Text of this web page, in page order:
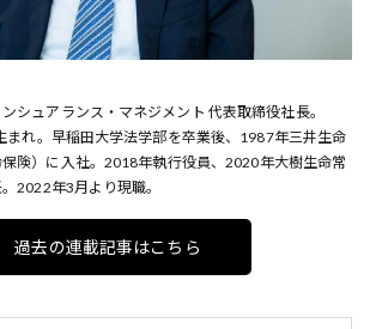
シュアランス・マネジメント 代表取締役社長。
まれ。早稲田大学法学部を卒業後、1987年三井生命
険）に入社。2018年執行役員、2020年大樹生命常
2022年3月より現職。
過去の連載記事はこちら